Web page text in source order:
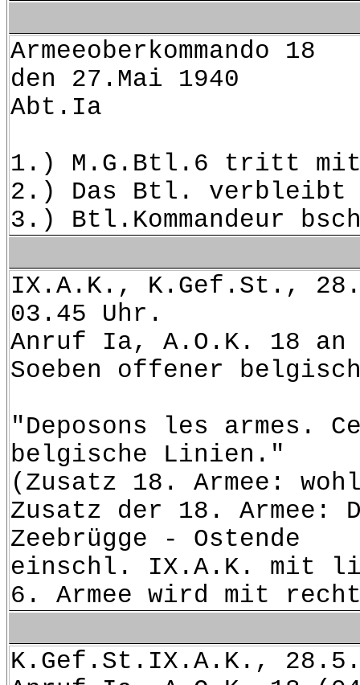
den 27.Mai 1940
Abt.Ia
1.) M.G.Btl.6 tritt mit
2.) Das Btl. verbleibt
3.) Btl.Kommandeur
IX.A.K., K.Gef.St.,
03.45 Uhr.
Anruf Ia, A.O.K. 18
Soeben offener
"Deposons les armes.
belgische Linien."
(Zusatz 18. Armee:
Zusatz der 18.
Zeebrügge - Ostende
einschl. IX.A.K. mit
6. Armee wird mit
K.Gef.St.IX.A.K.,